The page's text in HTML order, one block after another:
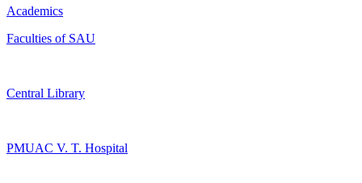
Academics
Faculties of SAU
Central Library
PMUAC V. T. Hospital